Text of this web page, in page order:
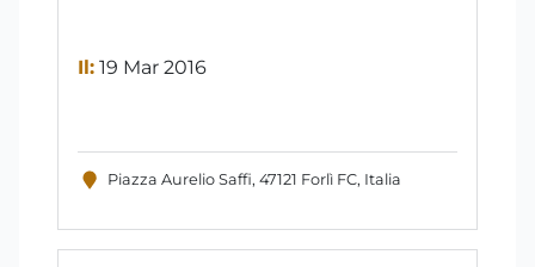
Il: 19 Mar 2016
Piazza Aurelio Saffi, 47121 Forlì FC, Italia